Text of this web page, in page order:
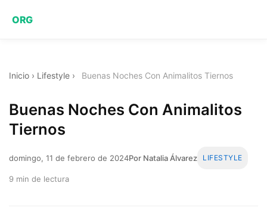
ORG
Inicio › Lifestyle › Buenas Noches Con Animalitos Tiernos
Buenas Noches Con Animalitos
Tiernos
domingo, 11 de febrero de 2024Por Natalia Álvarez LIFESTYLE
9 min de lectura